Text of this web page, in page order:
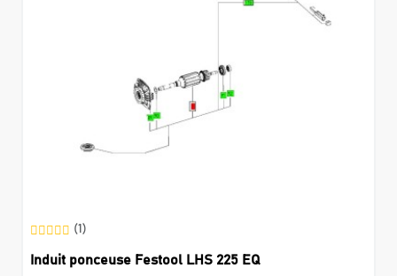
(1)
Induit ponceuse Festool LHS 225 EQ